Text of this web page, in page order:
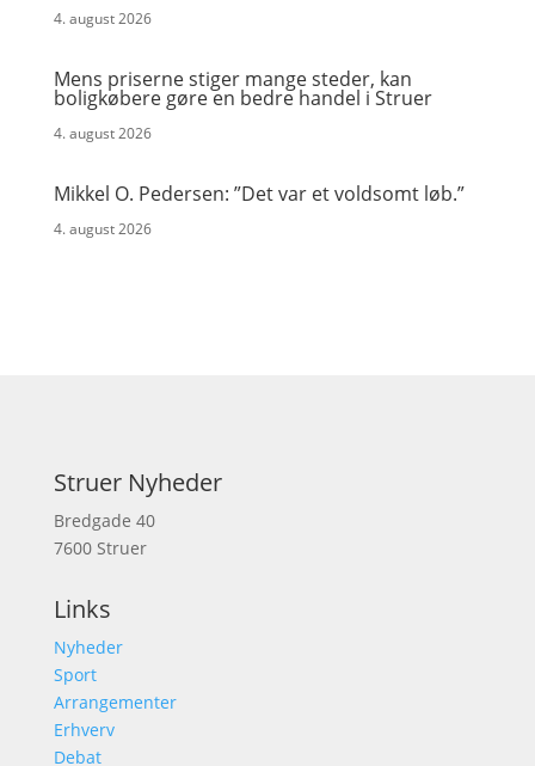
4. august 2026
Mens priserne stiger mange steder, kan
boligkøbere gøre en bedre handel i Struer
4. august 2026
Mikkel O. Pedersen: ”Det var et voldsomt løb.”
4. august 2026
Struer Nyheder
Bredgade 40
7600 Struer
Links
Nyheder
Sport
Arrangementer
Erhverv
Debat